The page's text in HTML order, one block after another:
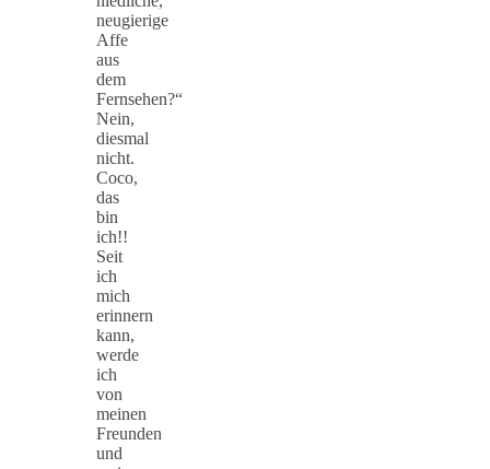
neugierige
Affe
aus
dem
Fernsehen?“
Nein,
diesmal
nicht.
Coco,
das
bin
ich!!
Seit
ich
mich
erinnern
kann,
werde
ich
von
meinen
Freunden
und